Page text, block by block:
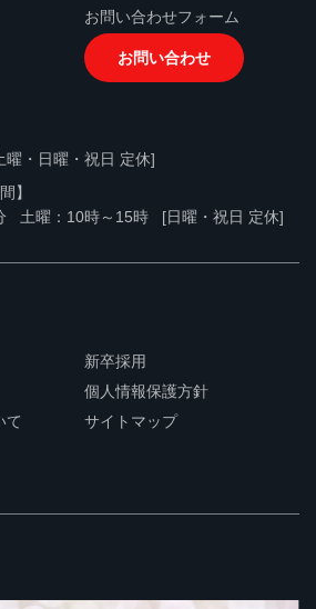
お問い合わせフォーム
お問い合わせ
曜・日曜・祝日 定休]
】
土曜：10時～15時 [日曜・祝日 定休]
て
新卒採用
個人情報保護方針
サイトマップ